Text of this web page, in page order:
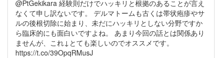
@PtGekikara 経験則だけでハッキリと根拠のあることが言え
なくて申し訳ないです。 デルマトームも古くは帯状疱疹やサ
ルの後根切除に始まり、未だにハッキリとしない分野ですか
ら臨床的にも面白いですよね。 あまり今回の話とは関係あり
ませんが、これ↓とても楽しいのでオススメです。
https://t.co/39OpqRMusJ